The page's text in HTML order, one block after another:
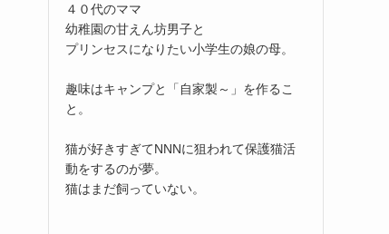
４０代のママ
幼稚園の甘えん坊男子と
プリンセスになりたい小学生の娘の母。
趣味はキャンプと「自家製～」を作るこ
と。
猫が好きすぎてNNNに狙われて保護猫活
動をするのが夢。
猫はまだ飼っていない。